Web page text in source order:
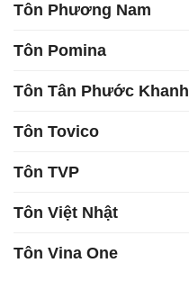
Tôn Phương Nam
Tôn Pomina
Tôn Tân Phước Khanh
Tôn Tovico
Tôn TVP
Tôn Việt Nhật
Tôn Vina One